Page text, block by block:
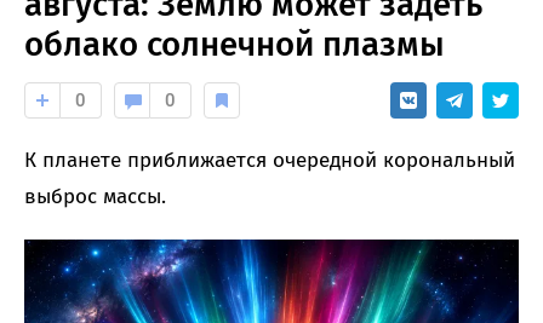
облако солнечной плазмы
0 0
К планете приближается очередной корональный
выброс массы.